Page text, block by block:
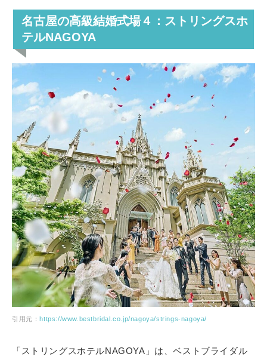
名古屋の高級結婚式場４：ストリングスホ
テルNAGOYA
引用元： https://www.bestbridal.co.jp/nagoya/strings-nagoya/
「ストリングスホテルNAGOYA」は、ベストブライダル